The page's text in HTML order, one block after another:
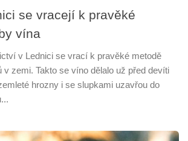
se vracejí k pravěké
vína
v Lednici se vrací k pravěké metodě
v zemi. Takto se víno dělalo už před devíti
hrozny i se slupkami uzavřou do